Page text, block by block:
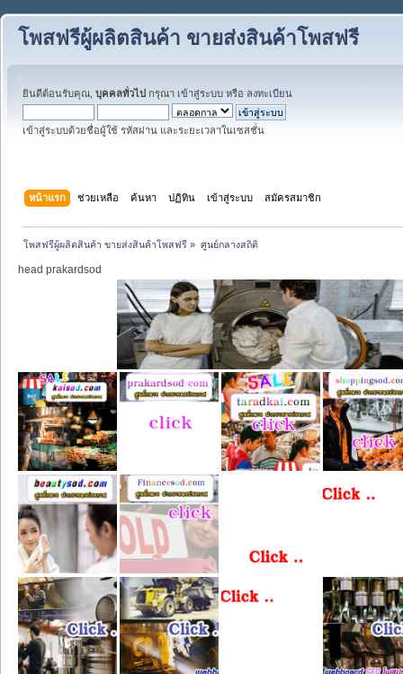
โพสฟรีผู้ผลิตสินค้า ขายส่งสินค้าโพสฟรี
ยินดีต้อนรับคุณ, บุคคลทั่วไป กรุณา เข้าสู่ระบบ หรือ ลงทะเบียน
เข้าสู่ระบบด้วยชื่อผู้ใช้ รหัสผ่าน และระยะเวลาในเซสชั่น
หน้าแรก ช่วยเหลือ ค้นหา ปฏิทิน เข้าสู่ระบบ สมัครสมาชิก
โพสฟรีผู้ผลิตสินค้า ขายส่งสินค้าโพสฟรี » ศูนย์กลางสถิติ
head prakardsod